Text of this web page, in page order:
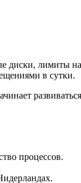
лимиты
в сутки.
процессов.